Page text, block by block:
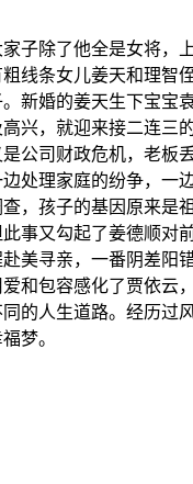
子除了他全是女将，
线条女儿姜天和理智
新婚的姜天生下宝宝
兴，就迎来接二连三
公司财政危机，老板
处理家庭的纷争，一
，孩子的基因原来是
事又勾起了姜德顺对
美寻亲，一番阴差阳
和包容感化了贾依云
的人生道路。经历过
梦。